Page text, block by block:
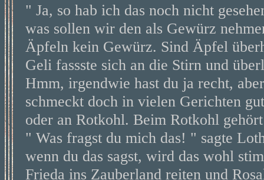
" Ja, so hab ich das noch nicht
was sollen wir den als Gewürz
Äpfeln kein Gewürz. Sind Äpfel
Geli fassste sich an die Stirn und
Hmm, irgendwie hast du ja recht,
schmeckt doch in vielen Gerichten
oder an Rotkohl. Beim Rotkohl
" Was fragst du mich das! " sagte
wenn du das sagst, wird das wohl
Frieda ins Zauberland reiten und